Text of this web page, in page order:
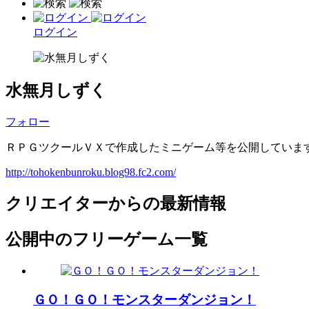
ログイン
水無月しずく
フォロー
ＲＰＧツクールＶＸで作成したミニゲーム等を公開していま
http://tohokenbunroku.blog98.fc2.com/
クリエイターからの最新情報
公開中のフリーゲーム一覧
ＧＯ！ＧＯ！モンスターダンジョン！